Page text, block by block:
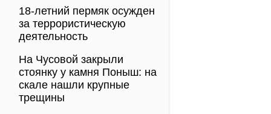
18-летний пермяк осужден
за террористическую
деятельность
На Чусовой закрыли
стоянку у камня Поныш: на
скале нашли крупные
трещины